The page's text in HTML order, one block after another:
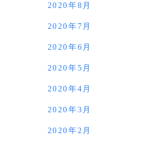
2020年8月
2020年7月
2020年6月
2020年5月
2020年4月
2020年3月
2020年2月